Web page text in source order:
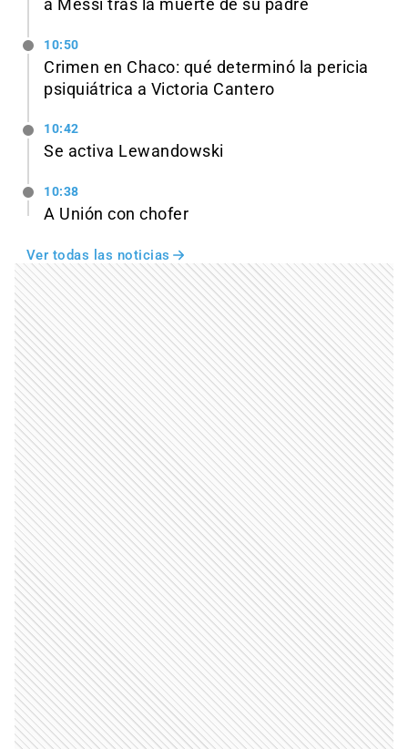
a Messi tras la muerte de su padre
10:50
Crimen en Chaco: qué determinó la pericia
psiquiátrica a Victoria Cantero
10:42
Se activa Lewandowski
10:38
A Unión con chofer
Ver todas las noticias